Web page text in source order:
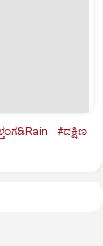
#ದಕ್ಷಿಣ